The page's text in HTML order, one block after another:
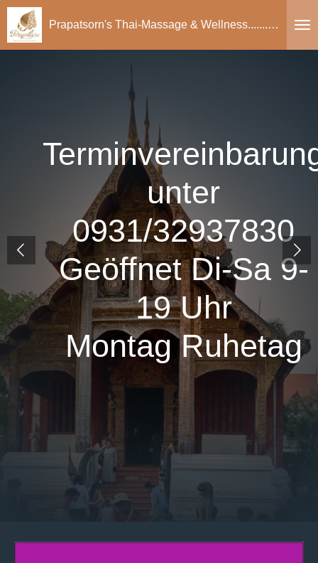
Zum
Hauptinhalt
springen
Prapatsorn's Thai-Massage & Wellness..............................
unter
0931/32937830
Geöffnet Di-Sa 9-
19 Uhr
Montag Ruhetag